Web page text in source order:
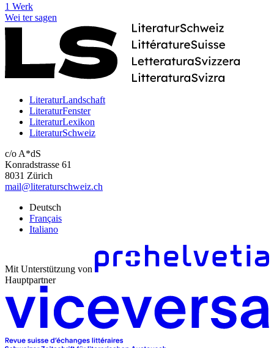
1 Werk
Wei ter sagen
LiteraturLandschaft
LiteraturFenster
LiteraturLexikon
LiteraturSchweiz
c/o A*dS
Konradstrasse 61
8031 Zürich
mail@literaturschweiz.ch
Deutsch
Français
Italiano
Mit Unterstützung von
Hauptpartner